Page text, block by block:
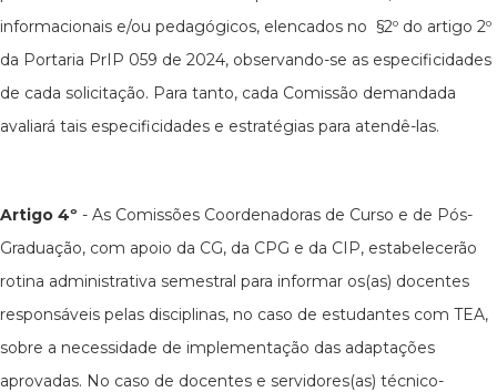
informacionais e/ou pedagógicos, elencados no §2º do artigo 2º
da Portaria PrIP 059 de 2024, observando-se as especificidades
de cada solicitação. Para tanto, cada Comissão demandada
avaliará tais especificidades e estratégias para atendê-las.
Artigo 4º - As Comissões Coordenadoras de Curso e de Pós-
Graduação, com apoio da CG, da CPG e da CIP, estabelecerão
rotina administrativa semestral para informar os(as) docentes
responsáveis pelas disciplinas, no caso de estudantes com TEA,
sobre a necessidade de implementação das adaptações
aprovadas. No caso de docentes e servidores(as) técnico-